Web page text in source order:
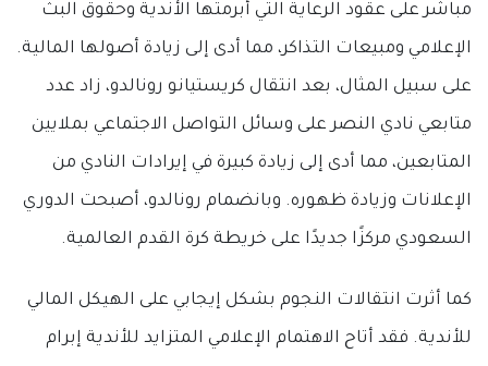
مباشر على عقود الرعاية التي أبرمتها الأندية وحقوق البث
الإعلامي ومبيعات التذاكر، مما أدى إلى زيادة أصولها المالية.
على سبيل المثال، بعد انتقال كريستيانو رونالدو، زاد عدد
متابعي نادي النصر على وسائل التواصل الاجتماعي بملايين
المتابعين، مما أدى إلى زيادة كبيرة في إيرادات النادي من
الإعلانات وزيادة ظهوره. وبانضمام رونالدو، أصبحت الدوري
السعودي مركزًا جديدًا على خريطة كرة القدم العالمية.
كما أثرت انتقالات النجوم بشكل إيجابي على الهيكل المالي
للأندية. فقد أتاح الاهتمام الإعلامي المتزايد للأندية إبرام